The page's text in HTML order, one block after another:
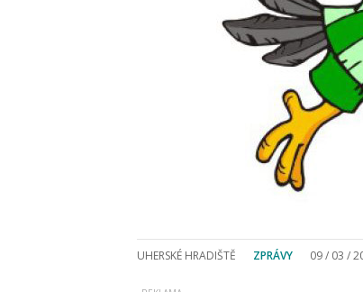
UHERSKÉ HRADIŠTĚ ZPRÁVY 09 / 03 /